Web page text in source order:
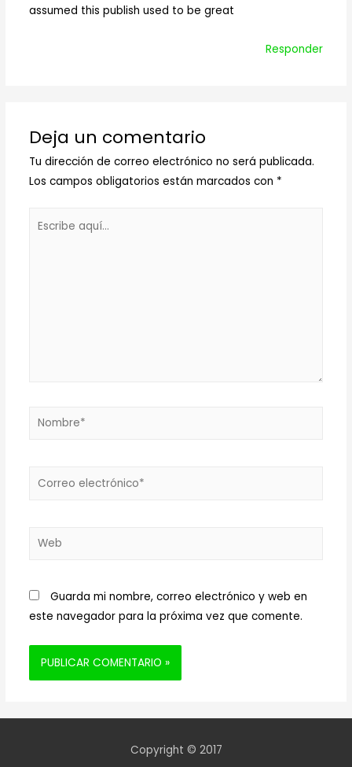
assumed this publish used to be great
Responder
Deja un comentario
Tu dirección de correo electrónico no será publicada.
Los campos obligatorios están marcados con *
Nombre*
Correo
Web
Guarda mi nombre, correo electrónico y web en
este navegador para la próxima vez que comente.
Copyright © 2017